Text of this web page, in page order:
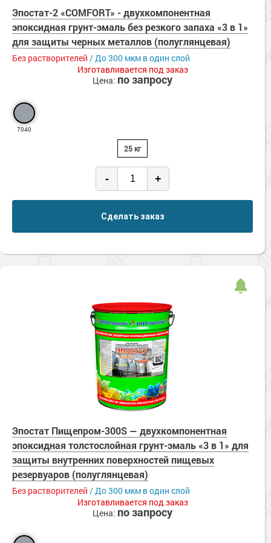
Морозостойкие краски для металла
Морозостойкие краски для фасада
Сопутствующие товары
Эпостат-2 «COMFORT» - двухкомпонентная
эпоксидная грунт-эмаль без резкого запаха «3 в 1»
для защиты черных металлов (полуглянцевая)
Без растворителей / До 300 мкм в один слой
Изготавливается под заказ
Цена: по запросу
7040
25 кг
- +
Сделать заказ
Эпостат Пищепром-300S — двухкомпонентная
эпоксидная толстослойная грунт-эмаль «3 в 1» для
защиты внутренних поверхностей пищевых
резервуаров (полуглянцевая)
Без растворителей / До 300 мкм в один слой
Изготавливается под заказ
Цена: по запросу